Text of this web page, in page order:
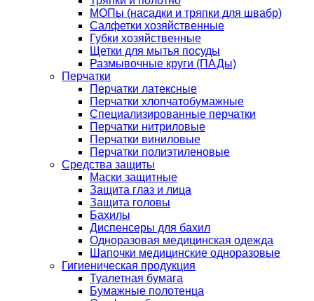
МОПы (насадки и тряпки для швабр)
Салфетки хозяйственные
Губки хозяйственные
Щетки для мытья посуды
Размывочные круги (ПАДы)
Перчатки
Перчатки латексные
Перчатки хлопчатобумажные
Специализированные перчатки
Перчатки нитриловые
Перчатки виниловые
Перчатки полиэтиленовые
Средства защиты
Маски защитные
Защита глаз и лица
Защита головы
Бахилы
Диспенсеры для бахил
Одноразовая медицинская одежда
Шапочки медицинские одноразовые
Гигиеническая продукция
Туалетная бумага
Бумажные полотенца